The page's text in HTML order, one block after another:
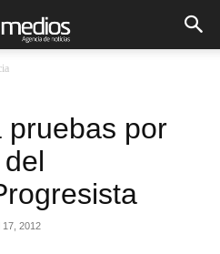
pruebas por
17, 2012